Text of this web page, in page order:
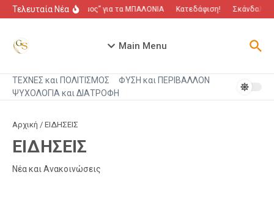
Μετάβαση στο περιεχόμενο
Τελευταία Νέα“Πόλεμος” για τα ΜΠΑΛΟΝΙΑ Κατεδάφιση! Σκάνδαλο
Main Menu
ΤΕΧΝΕΣ και ΠΟΛΙΤΙΣΜΟΣ
ΦΥΣΗ και ΠΕΡΙΒΑΛΛΟΝ
ΨΥΧΟΛΟΓΙΑ και ΔΙΑΤΡΟΦΗ
Αρχική / ΕΙΔΗΣΕΙΣ
ΕΙΔΗΣΕΙΣ
Νέα και Ανακοινώσεις